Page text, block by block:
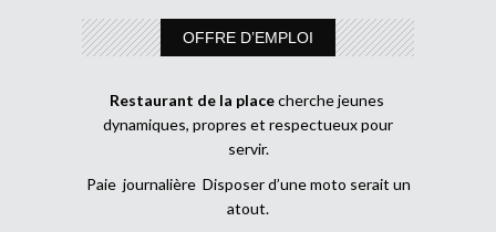
OFFRE D’EMPLOI
Restaurant de la placecherche jeunes
dynamiques, propres et respectueux pour
servir.
Paie journalière Disposer d’une moto serait un
atout.